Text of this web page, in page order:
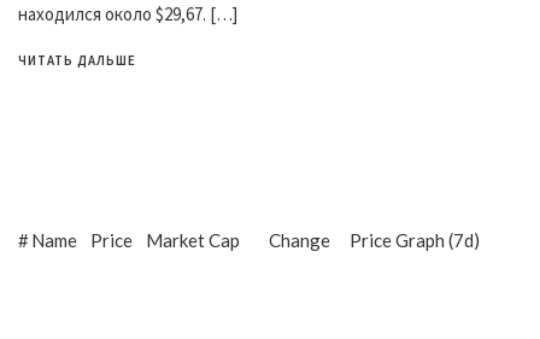
находился около $29,67. […]
ЧИТАТЬ ДАЛЬШЕ
#Name Price Market Cap Change Price Graph (7d)